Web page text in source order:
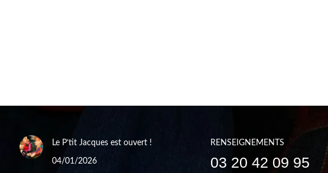
Le P’tit Jacques est ouvert !
04/01/2026
RENSEIGNEMENTS
03 20 42 09 95